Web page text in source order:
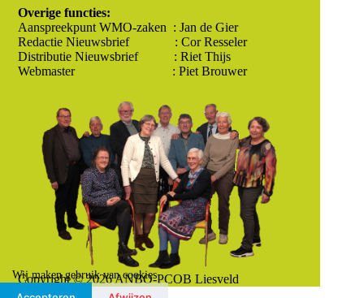
Wij maken gebruik van cookies
Overige functies:
Aanspreekpunt WMO-zaken : Jan de Gier
Redactie Nieuwsbrief : Cor Resseler
Distributie Nieuwsbrief : Riet Thijs
Webmaster : Piet Brouwer
Copyright © 2026 ANBO-PCOB Liesveld